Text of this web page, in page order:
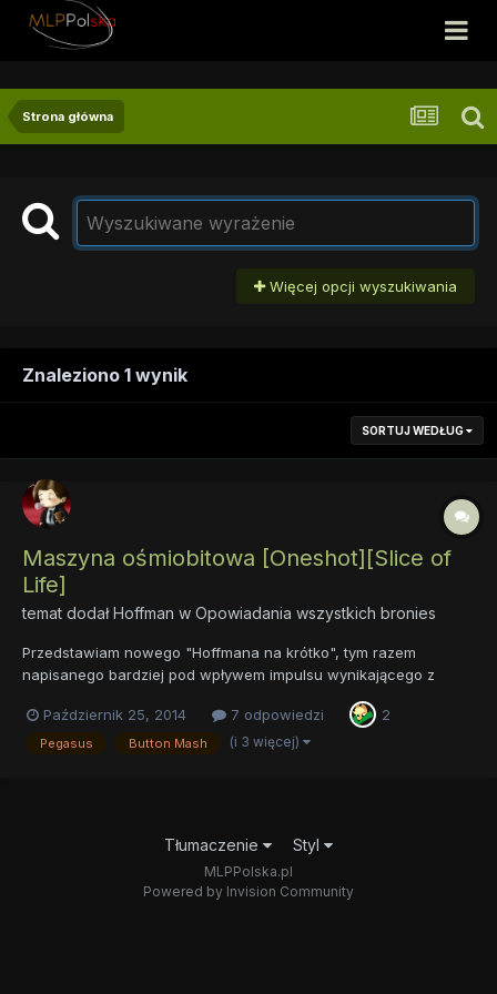
Strona główna
Więcej opcji wyszukiwania
Znaleziono 1 wynik
SORTUJ WEDŁUG
Maszyna ośmiobitowa [Oneshot][Slice of
Life]
temat dodałHoffman w Opowiadania wszystkich bronies
Przedstawiam nowego "Hoffmana na krótko", tym razem
napisanego bardziej pod wpływem impulsu wynikającego z
chciałem trochę odpocząć od dłuższych form i przy okazji
podejść do tego i owego trochę inaczej, niż zazwyczaj. Tak
Październik 25, 2014 7 odpowiedzi 2
Pegasus Button Mash (i 3 więcej)
Tłumaczenie Styl
MLPPolska.pl
Powered by Invision Community